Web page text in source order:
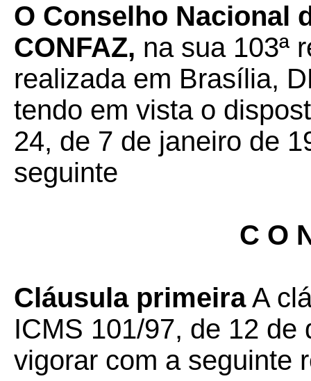
O Conselho Nacional
CONFAZ, na sua 103ª
realizada em Brasília,
tendo em vista o
24, de 7 de janeiro de
seguinte
C O
Cláusula primeiraA
ICMS 101/97, de 12 de
vigorar com a seguinte